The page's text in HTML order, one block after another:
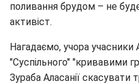
поливання брудом – не
активіст.
Нагадаємо, учора учасники
"Суспільного" "кривавими
Зураба Аласанії скасувати